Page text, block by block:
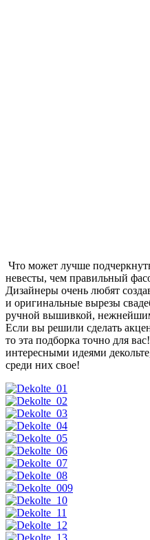
Что может лучше
невесты, чем правильный
Дизайнеры очень любят
и оригинальные вырезы
ручной вышивкой,
Если вы решили сделать
то эта подборка точно для
интересными идеями
среди них свое!